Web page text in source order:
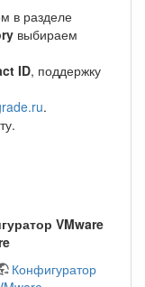
в разделе
выбираем
ID, поддержку
.
VMware
Конфигуратор